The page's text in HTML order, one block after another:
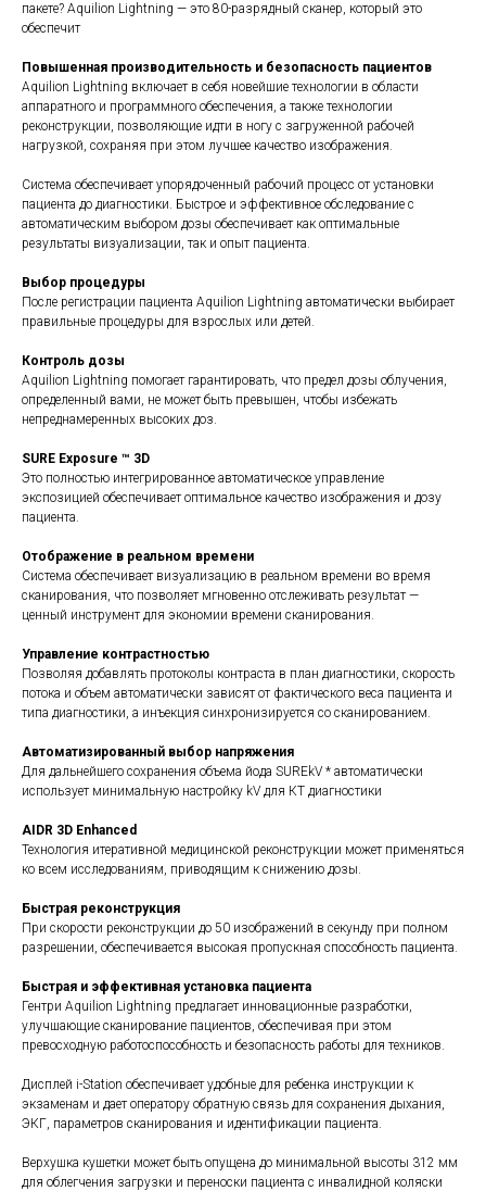
пакете? Aquilion Lightning — это 80-разрядный сканер, который это
обеспечит
Повышенная производительность и безопасность пациентов
Aquilion Lightning включает в себя новейшие технологии в области
аппаратного и программного обеспечения, а также технологии
реконструкции, позволяющие идти в ногу с загруженной рабочей
нагрузкой, сохраняя при этом лучшее качество изображения.
Система обеспечивает упорядоченный рабочий процесс от установки
пациента до диагностики. Быстрое и эффективное обследование с
автоматическим выбором дозы обеспечивает как оптимальные
результаты визуализации, так и опыт пациента.
Выбор процедуры
После регистрации пациента Aquilion Lightning автоматически выбирает
правильные процедуры для взрослых или детей.
Контроль дозы
Aquilion Lightning помогает гарантировать, что предел дозы облучения,
определенный вами, не может быть превышен, чтобы избежать
непреднамеренных высоких доз.
SURE Exposure ™ 3D
Это полностью интегрированное автоматическое управление
экспозицией обеспечивает оптимальное качество изображения и дозу
пациента.
Отображение в реальном времени
Система обеспечивает визуализацию в реальном времени во время
сканирования, что позволяет мгновенно отслеживать результат —
ценный инструмент для экономии времени сканирования.
Управление контрастностью
Позволяя добавлять протоколы контраста в план диагностики, скорость
потока и объем автоматически зависят от фактического веса пациента и
типа диагностики, а инъекция синхронизируется со сканированием.
Автоматизированный выбор напряжения
Для дальнейшего сохранения объема йода SUREkV * автоматически
использует минимальную настройку kV для КТ диагностики
AIDR 3D Enhanced
Технология итеративной медицинской реконструкции может применяться
ко всем исследованиям, приводящим к снижению дозы.
Быстрая реконструкция
При скорости реконструкции до 50 изображений в секунду при полном
разрешении, обеспечивается высокая пропускная способность пациента.
Быстрая и эффективная установка пациента
Гентри Aquilion Lightning предлагает инновационные разработки,
улучшающие сканирование пациентов, обеспечивая при этом
превосходную работоспособность и безопасность работы для техников.
Дисплей i-Station обеспечивает удобные для ребенка инструкции к
экзаменам и дает оператору обратную связь для сохранения дыхания,
ЭКГ, параметров сканирования и идентификации пациента.
Верхушка кушетки может быть опущена до минимальной высоты 312 мм
для облегчения загрузки и переноски пациента с инвалидной коляски